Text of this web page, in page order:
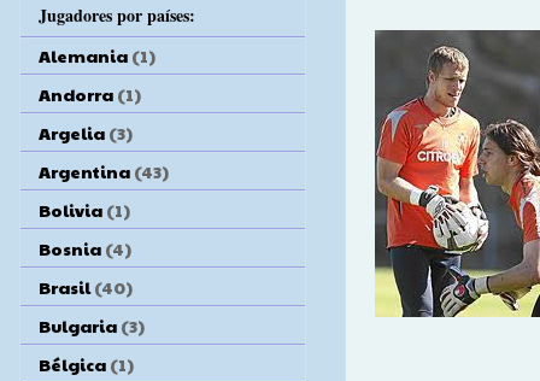
Jugadores por países:
Alemania (1)
Andorra (1)
Argelia (3)
Argentina (43)
Bolivia (1)
Bosnia (4)
Brasil (40)
Bulgaria (3)
Bélgica (1)